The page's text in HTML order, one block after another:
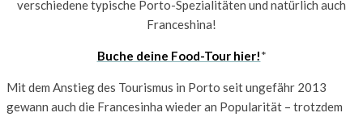
verschiedene typische Porto-Spezialitäten und natürlich auch
Franceshina!
Buche deine Food-Tour hier!*
Mit dem Anstieg des Tourismus in Porto seit ungefähr 2013
gewann auch die Francesinha wieder an Popularität – trotzdem